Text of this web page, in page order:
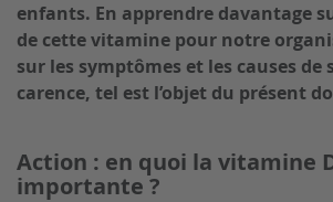
enfants. En apprendre davantage
de cette vitamine pour notre
sur les symptômes et les causes de
carence, tel est l’objet du présent
Action : en quoi la vitamine
importante ?